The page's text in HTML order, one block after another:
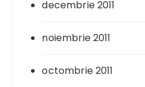
decembrie 2011
noiembrie 2011
octombrie 2011